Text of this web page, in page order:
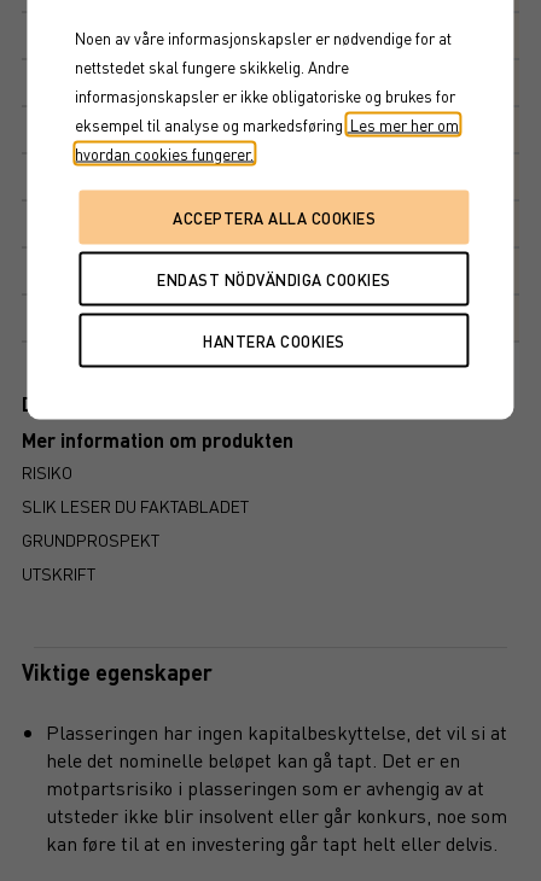
Initial risiko
Multippel 10 000 SEK
Kapitalbeskyttelse
Avkastningsfaktor
Markedsplass NASDAQ STOCKHOLM AB
Dokument
Mer information om produkten
RISIKO
SLIK LESER DU FAKTABLADET
GRUNDPROSPEKT
UTSKRIFT
Viktige egenskaper
Plasseringen har ingen kapitalbeskyttelse, det vil si at
hele det nominelle beløpet kan gå tapt. Det er en
motpartsrisiko i plasseringen som er avhengig av at
utsteder ikke blir insolvent eller går konkurs, noe som
kan føre til at en investering går tapt helt eller delvis.
Noen av våre informasjonskapsler er nødvendige for at
nettstedet skal fungere skikkelig. Andre
informasjonskapsler er ikke obligatoriske og brukes for
eksempel til analyse og markedsføring. Les mer her om
hvordan cookies fungerer.